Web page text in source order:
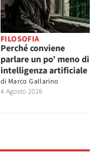
FILOSOFIA
Perché conviene
parlare un po’ meno di
intelligenza artificiale
di Marco Gallarino
4 Agosto 2026